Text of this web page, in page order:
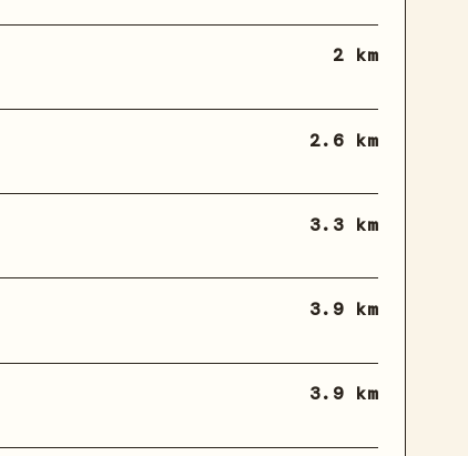
2 km
2.6 km
3.3 km
3.9 km
3.9 km